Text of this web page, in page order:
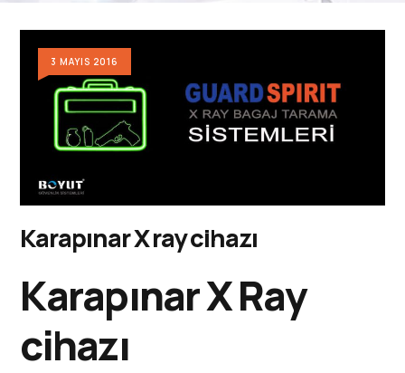
3 MAYIS 2016
Karapınar X ray cihazı
Karapınar X Ray
cihazı